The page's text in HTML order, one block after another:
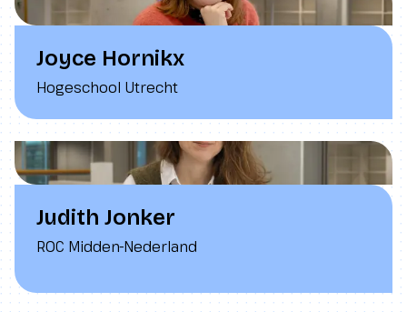
Joyce Hornikx
Hogeschool Utrecht
Judith Jonker
ROC Midden-Nederland